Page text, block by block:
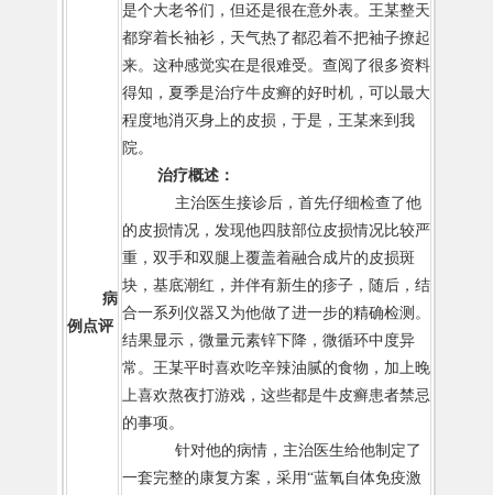
病
例点评
是个大老爷们，但还是很在意外表。王某整天
都穿着长袖衫，天气热了都忍着不把袖子撩起
来。这种感觉实在是很难受。查阅了很多资料
得知，夏季是治疗牛皮癣的好时机，可以最大
程度地消灭身上的皮损，于是，王某来到我
院。
治疗概述：
主治医生接诊后，首先仔细检查了他
的皮损情况，发现他四肢部位皮损情况比较严
重，双手和双腿上覆盖着融合成片的皮损斑
块，基底潮红，并伴有新生的疹子，随后，结
合一系列仪器又为他做了进一步的精确检测。
结果显示，微量元素锌下降，微循环中度异
常。王某平时喜欢吃辛辣油腻的食物，加上晚
上喜欢熬夜打游戏，这些都是牛皮癣患者禁忌
的事项。
针对他的病情，主治医生给他制定了
一套完整的康复方案，采用“蓝氧自体免疫激